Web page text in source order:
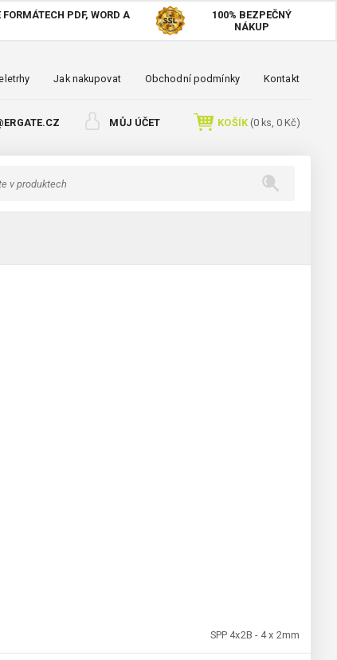
PDF, WORD A
100% BEZPEČNÝ
NÁKUP
Jak nakupovat Obchodní podmínky Kontakt
MŮJ ÚČET KOŠÍK(0ks, 0 Kč)
SPP 4x2B - 4 x 2mm